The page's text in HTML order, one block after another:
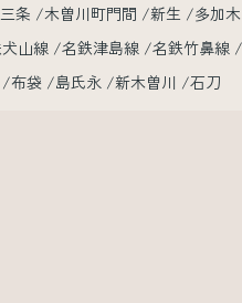
三条 木曽川町門間 新生 多加木
山線 名鉄津島線 名鉄竹鼻線
布袋 島氏永 新木曽川 石刀